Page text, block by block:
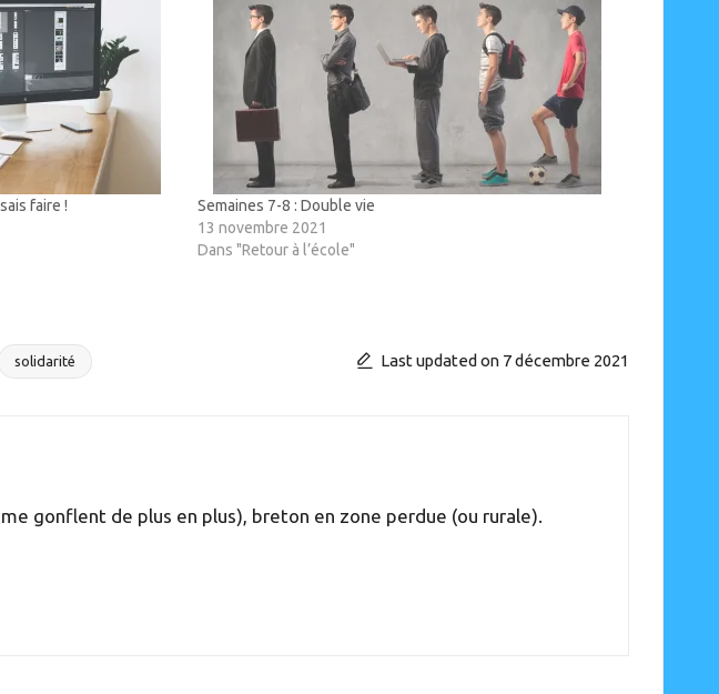
faire !
Semaines 7-8 : Double vie
13 novembre 2021
Dans "Retour à l’école"
solidarité Last updated on 7 décembre 2021
gonflent de plus en plus), breton en zone perdue (ou rurale).